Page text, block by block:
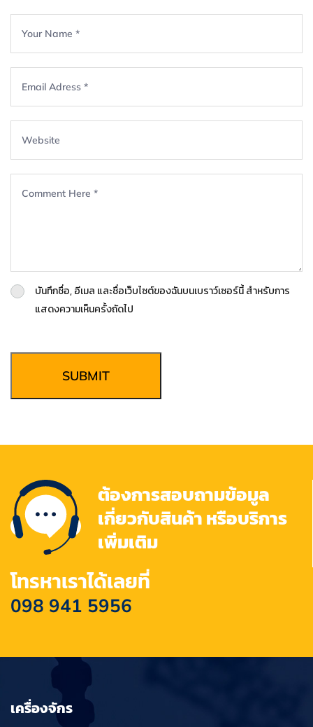
บันทึกชื่อ, อีเมล และชื่อเว็บไซต์ของฉันบนเบราว์เซอร์นี้ สำหรับการ
แสดงความเห็นครั้งถัดไป
SUBMIT
ต้องการสอบถามข้อมูล
เกี่ยวกับสินค้า หรือบริการ
เพิ่มเติม
โทรหาเราได้เลยที่
098 941 5956
เครื่องจักร